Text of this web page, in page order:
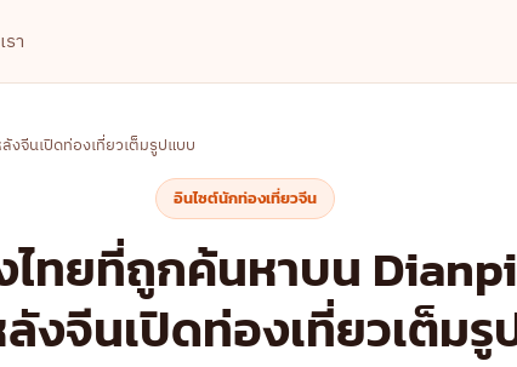
า
งจีนเปิดท่องเที่ยวเต็มรูปแบบ
อินไซต์นักท่องเที่ยวจีน
ไทยที่ถูกค้นหาบน
งจีนเปิดท่องเที่ยวเต็ม